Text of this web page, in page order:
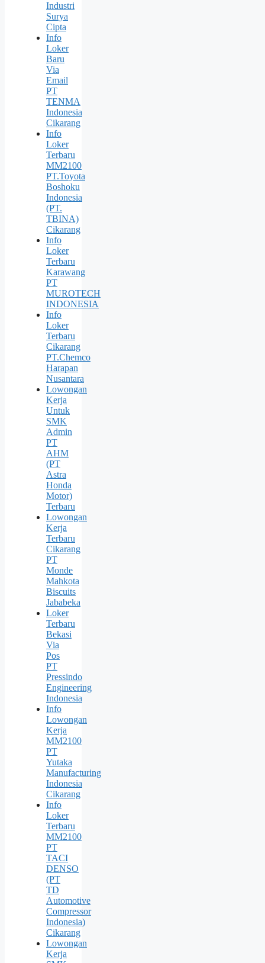
Industri
Surya
Cipta
Info
Loker
Baru
Via
Email
PT
TENMA
Indonesia
Cikarang
Info
Loker
Terbaru
MM2100
PT.Toyota
Boshoku
Indonesia
(PT.
TBINA)
Cikarang
Info
Loker
Terbaru
Karawang
PT
MUROTECH
INDONESIA
Info
Loker
Terbaru
Cikarang
PT.Chemco
Harapan
Nusantara
Lowongan
Kerja
Untuk
SMK
Admin
PT
AHM
(PT
Astra
Honda
Motor)
Terbaru
Lowongan
Kerja
Terbaru
Cikarang
PT
Monde
Mahkota
Biscuits
Jababeka
Loker
Terbaru
Bekasi
Via
Pos
PT
Pressindo
Engineering
Indonesia
Info
Lowongan
Kerja
MM2100
PT
Yutaka
Manufacturing
Indonesia
Cikarang
Info
Loker
Terbaru
MM2100
PT
TACI
DENSO
(PT
TD
Automotive
Compressor
Indonesia)
Cikarang
Lowongan
Kerja